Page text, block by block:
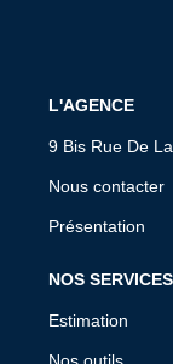
L'AGENCE
9 Bis Rue De
Nous contacter
Présentation
NOS SERVICES
Estimation